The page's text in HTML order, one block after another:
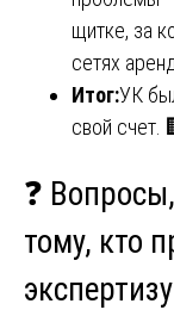
щитке, за
сетях
Итог:УК
свой счет.
❓
тому, кто
экспертизу